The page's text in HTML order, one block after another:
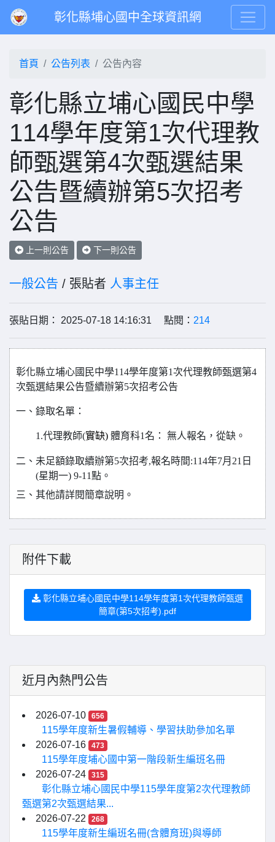
彰化縣埔心國中全球資訊網
首頁 公告列表 公告內容
彰化縣立埔心國民中學
114學年度第1次代理教
師甄選第4次甄選結果
公告暨續辦第5次招考
公告
上一則公告 下一則公告
一般公告 / 張貼者 人事主任
張貼日期： 2025-07-18 14:16:31 點閱： 214
彰化縣立埔心國民中學114學年度第1次代理教師甄選第4
次甄選結果公告暨續辦第5次招考公告
一、錄取名單：
1.代理教師(實缺) 體育科1名： 無人報名，從缺。
二、 未足額錄取續辦第5次招考,報名時間:114年7月21日
(星期一) 9-11點。
三、其他請詳閱簡章說明 。
附件下載
彰化縣立埔心國民中學114學年度第1次代理教師甄選
簡章(第5次招考).pdf
近月內熱門公告
2026-07-10 656
115學年度新生暑假輔導、學習扶助參加名單
2026-07-16
473
115學年度埔心國中第一階段新生編班名冊
2026-07-24
315
彰化縣立埔心國民中學115學年度第2次代理教師
甄選第2次甄選結果...
2026-07-22
268
115學年度新生編班名冊(含體育班)與導師